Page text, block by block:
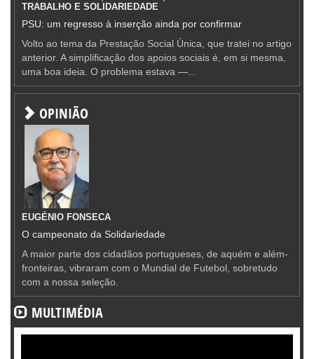
TRABALHO E SOLIDARIEDADE
PSU: um regresso à inserção ainda por confirmar
Volto ao tema da Prestação Social Única, que tratei no artigo
anterior. A simplificação dos apoios sociais é, em si mesma,
uma boa ideia. O problema estava —...
OPINIÃO
EUGÉNIO FONSECA
O campeonato da Solidariedade
A maior parte dos cidadãos portugueses, de aquém e além-
fronteiras, vibraram com o Mundial de Futebol, sobretudo
com a nossa seleção.
MULTIMÉDIA